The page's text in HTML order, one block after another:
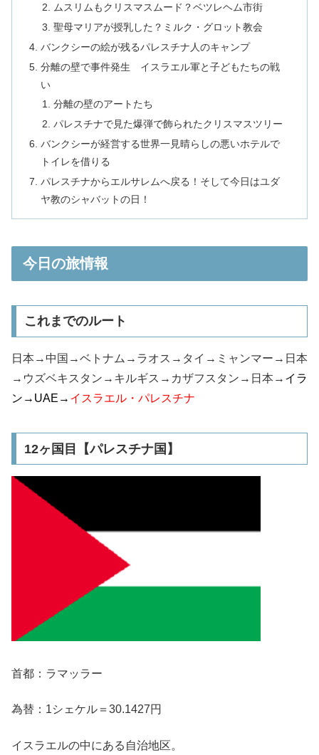
ムスリムもクリスマスムード？ベツレヘム市街
聖母マリアが授乳した？ミルク・グロット教会
バンクシーの絵が残るパレスチナ人のキャンプ
分離の壁で事件発生 イスラエル軍と子どもたちの戦
い
分離の壁のアートたち
パレスチナで見た爆弾で飾られたクリスマスツリー
バンクシーが経営する世界一見晴らしの悪いホテルで
トイレを借りる
パレスチナからエルサレムへ戻る！そして今日はユダ
ヤ教のシャバットの日！
今日の旅情報
これまでのルート
日本→中国→ベトナム→ラオス→タイ→ミャンマー→日本
→ウズベキスタン→キルギス→カザフスタン→日本→ イラ
ン→UAE→ イスラエル・パレスチナ
12ヶ国目【パレスチナ国】
首都：ラマッラー
為替：1シェケル＝30.1427円
イスラエルの中にある自治地区。